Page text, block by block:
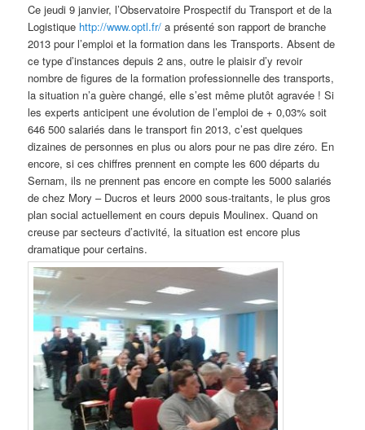
Ce jeudi 9 janvier, l’Observatoire Prospectif du Transport et de la
Logistique http://www.optl.fr/ a présenté son rapport de branche
2013 pour l’emploi et la formation dans les Transports. Absent de
ce type d’instances depuis 2 ans, outre le plaisir d’y revoir
nombre de figures de la formation professionnelle des transports,
la situation n’a guère changé, elle s’est même plutôt agravée ! Si
les experts anticipent une évolution de l’emploi de + 0,03% soit
646 500 salariés dans le transport fin 2013, c’est quelques
dizaines de personnes en plus ou alors pour ne pas dire zéro. En
encore, si ces chiffres prennent en compte les 600 départs du
Sernam, ils ne prennent pas encore en compte les 5000 salariés
de chez Mory – Ducros et leurs 2000 sous-traitants, le plus gros
plan social actuellement en cours depuis Moulinex. Quand on
creuse par secteurs d’activité, la situation est encore plus
dramatique pour certains.